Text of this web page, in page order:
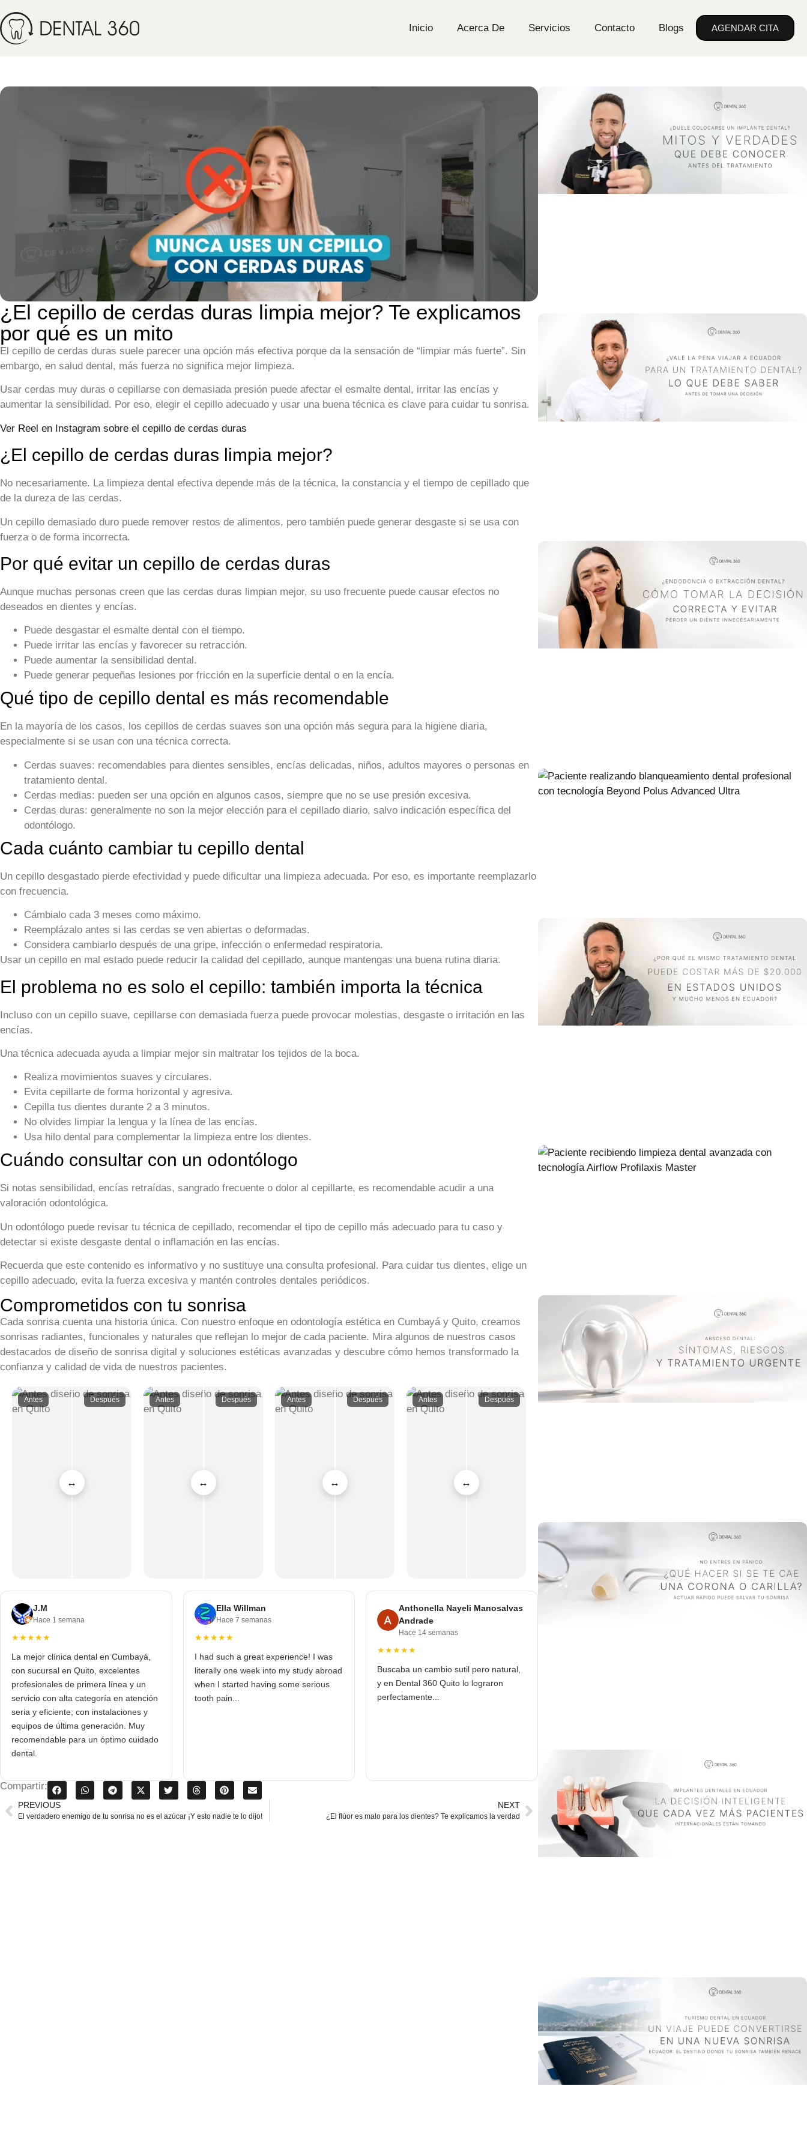
Inicio Acerca De Servicios Contacto Blogs AGENDAR CITA
¿El cepillo de cerdas duras limpia mejor? Te explicamos
por qué es un mito
El cepillo de cerdas duras suele parecer una opción más efectiva porque da la sensación de “limpiar más fuerte”. Sin
embargo, en salud dental, más fuerza no significa mejor limpieza.
Usar cerdas muy duras o cepillarse con demasiada presión puede afectar el esmalte dental, irritar las encías y
aumentar la sensibilidad. Por eso, elegir el cepillo adecuado y usar una buena técnica es clave para cuidar tu sonrisa.
Ver Reel en Instagram sobre el cepillo de cerdas duras
¿El cepillo de cerdas duras limpia mejor?
No necesariamente. La limpieza dental efectiva depende más de la técnica, la constancia y el tiempo de cepillado que
de la dureza de las cerdas.
Un cepillo demasiado duro puede remover restos de alimentos, pero también puede generar desgaste si se usa con
fuerza o de forma incorrecta.
Por qué evitar un cepillo de cerdas duras
Aunque muchas personas creen que las cerdas duras limpian mejor, su uso frecuente puede causar efectos no
deseados en dientes y encías.
Puede desgastar el esmalte dental con el tiempo.
Puede irritar las encías y favorecer su retracción.
Puede aumentar la sensibilidad dental.
Puede generar pequeñas lesiones por fricción en la superficie dental o en la encía.
Qué tipo de cepillo dental es más recomendable
En la mayoría de los casos, los cepillos de cerdas suaves son una opción más segura para la higiene diaria,
especialmente si se usan con una técnica correcta.
Cerdas suaves: recomendables para dientes sensibles, encías delicadas, niños, adultos mayores o personas en
tratamiento dental.
Cerdas medias: pueden ser una opción en algunos casos, siempre que no se use presión excesiva.
Cerdas duras: generalmente no son la mejor elección para el cepillado diario, salvo indicación específica del
odontólogo.
Cada cuánto cambiar tu cepillo dental
Un cepillo desgastado pierde efectividad y puede dificultar una limpieza adecuada. Por eso, es importante reemplazarlo
con frecuencia.
Cámbialo cada 3 meses como máximo.
Reemplázalo antes si las cerdas se ven abiertas o deformadas.
Considera cambiarlo después de una gripe, infección o enfermedad respiratoria.
Usar un cepillo en mal estado puede reducir la calidad del cepillado, aunque mantengas una buena rutina diaria.
El problema no es solo el cepillo: también importa la técnica
Incluso con un cepillo suave, cepillarse con demasiada fuerza puede provocar molestias, desgaste o irritación en las
encías.
Una técnica adecuada ayuda a limpiar mejor sin maltratar los tejidos de la boca.
Realiza movimientos suaves y circulares.
Evita cepillarte de forma horizontal y agresiva.
Cepilla tus dientes durante 2 a 3 minutos.
No olvides limpiar la lengua y la línea de las encías.
Usa hilo dental para complementar la limpieza entre los dientes.
Cuándo consultar con un odontólogo
Si notas sensibilidad, encías retraídas, sangrado frecuente o dolor al cepillarte, es recomendable acudir a una
valoración odontológica.
Un odontólogo puede revisar tu técnica de cepillado, recomendar el tipo de cepillo más adecuado para tu caso y
detectar si existe desgaste dental o inflamación en las encías.
Recuerda que este contenido es informativo y no sustituye una consulta profesional. Para cuidar tus dientes, elige un
cepillo adecuado, evita la fuerza excesiva y mantén controles dentales periódicos.
Comprometidos con tu sonrisa
Cada sonrisa cuenta una historia única. Con nuestro enfoque en odontología estética en Cumbayá y Quito, creamos
sonrisas radiantes, funcionales y naturales que reflejan lo mejor de cada paciente. Mira algunos de nuestros casos
destacados de diseño de sonrisa digital y soluciones estéticas avanzadas y descubre cómo hemos transformado la
confianza y calidad de vida de nuestros pacientes.
Antes Después Antes Después Antes Después Antes Después
J.M
Hace 1 semana
★★★★★
La mejor clínica dental en Cumbayá,
con sucursal en Quito, excelentes
profesionales de primera línea y un
servicio con alta categoría en atención
seria y eficiente; con instalaciones y
equipos de última generación. Muy
recomendable para un óptimo cuidado
dental.
Ella Willman
Hace 7 semanas
★★★★★
I had such a great experience! I was
literally one week into my study abroad
when I started having some serious
tooth pain...
Anthonella Nayeli Manosalvas
Andrade
Hace 14 semanas
★★★★★
Buscaba un cambio sutil pero natural,
y en Dental 360 Quito lo lograron
perfectamente...
Compartir:
PREVIOUS
El verdadero enemigo de tu sonrisa no es el azúcar ¡Y esto nadie te lo dijo!
NEXT
¿El flúor es malo para los dientes? Te explicamos la verdad